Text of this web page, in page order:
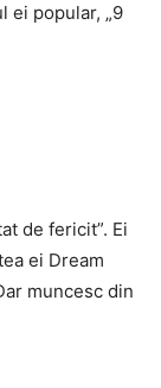
ei popular, „9
de fericit”. Ei
ei Dream
muncesc din